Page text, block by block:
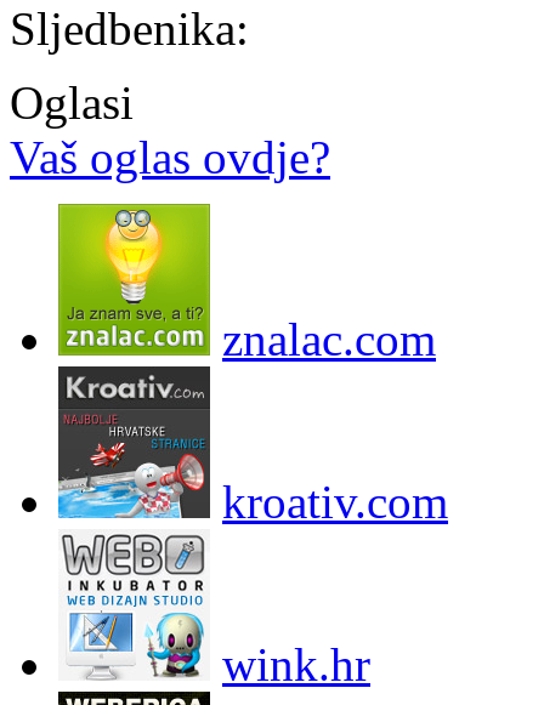
Sljedbenika:
Oglasi
Vaš oglas ovdje?
znalac.com
kroativ.com
wink.hr